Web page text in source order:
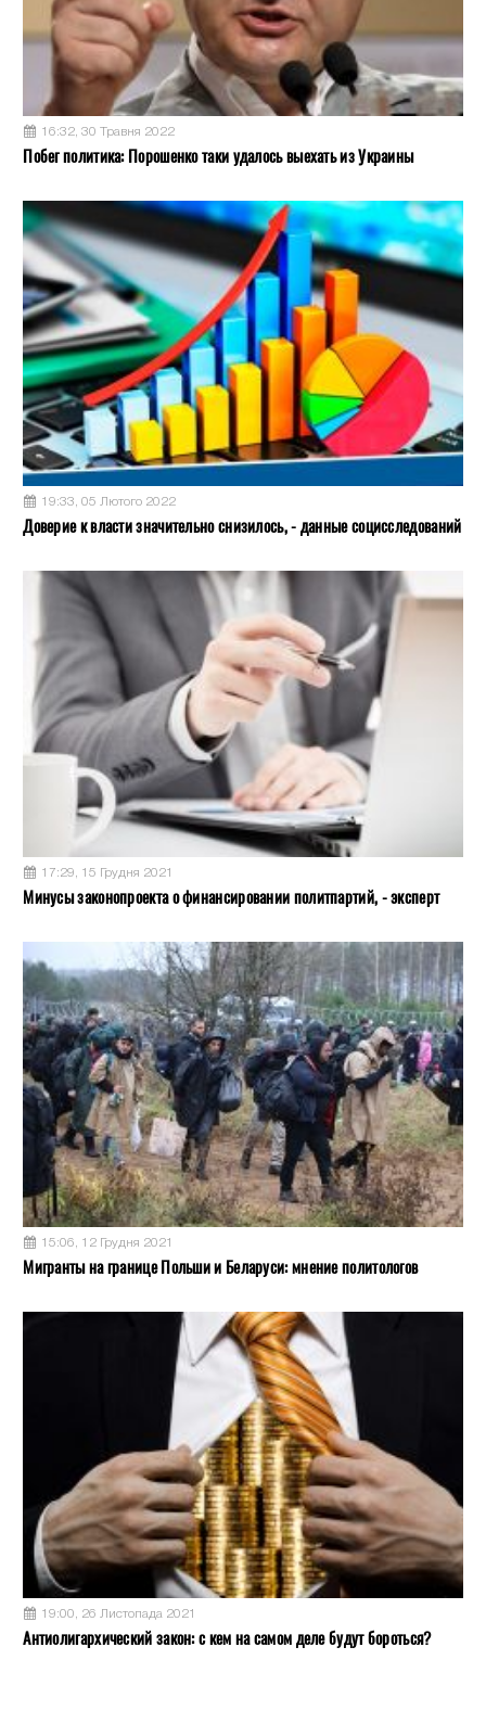
16:32, 30 Травня 2022
Побег политика: Порошенко таки удалось выехать из Украины
19:33, 05 Лютого 2022
Доверие к власти значительно снизилось, - данные социсследований
17:29, 15 Грудня 2021
Минусы законопроекта о финансировании политпартий, - эксперт
15:06, 12 Грудня 2021
Мигранты на границе Польши и Беларуси: мнение политологов
19:00, 26 Листопада 2021
Антиолигархический закон: с кем на самом деле будут бороться?